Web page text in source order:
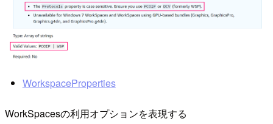
WorkspaceProperties
WorkSpacesの利用オプションを表現する